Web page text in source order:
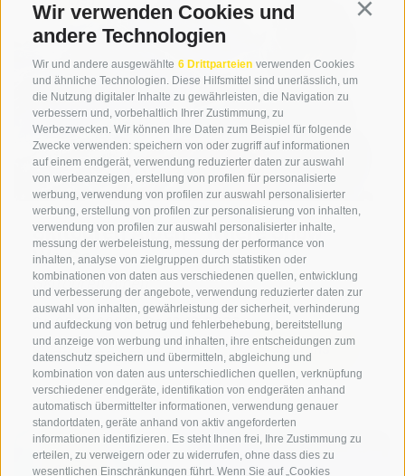
Wir verwenden Cookies und
andere Technologien
Wir und andere ausgewählte 6 Drittparteien verwenden Cookies
und ähnliche Technologien. Diese Hilfsmittel sind unerlässlich, um
die Nutzung digitaler Inhalte zu gewährleisten, die Navigation zu
verbessern und, vorbehaltlich Ihrer Zustimmung, zu
Werbezwecken. Wir können Ihre Daten zum Beispiel für folgende
Zwecke verwenden: speichern von oder zugriff auf informationen
auf einem endgerät, verwendung reduzierter daten zur auswahl
von werbeanzeigen, erstellung von profilen für personalisierte
werbung, verwendung von profilen zur auswahl personalisierter
werbung, erstellung von profilen zur personalisierung von inhalten,
verwendung von profilen zur auswahl personalisierter inhalte,
messung der werbeleistung, messung der performance von
inhalten, analyse von zielgruppen durch statistiken oder
kombinationen von daten aus verschiedenen quellen, entwicklung
und verbesserung der angebote, verwendung reduzierter daten zur
auswahl von inhalten, gewährleistung der sicherheit, verhinderung
und aufdeckung von betrug und fehlerbehebung, bereitstellung
und anzeige von werbung und inhalten, ihre entscheidungen zum
datenschutz speichern und übermitteln, abgleichung und
kombination von daten aus unterschiedlichen quellen, verknüpfung
verschiedener endgeräte, identifikation von endgeräten anhand
automatisch übermittelter informationen, verwendung genauer
standortdaten, geräte anhand von aktiv angeforderten
informationen identifizieren. Es steht Ihnen frei, Ihre Zustimmung zu
erteilen, zu verweigern oder zu widerrufen, ohne dass dies zu
wesentlichen Einschränkungen führt. Wenn Sie auf „Cookies
Skitouren Alpen - Where Snow
We Go
Skitouren Alpen
So 06.12.2026 - Sa 12.12.2026
230 kg CO2/Pers. Details
ab
€ 1.595